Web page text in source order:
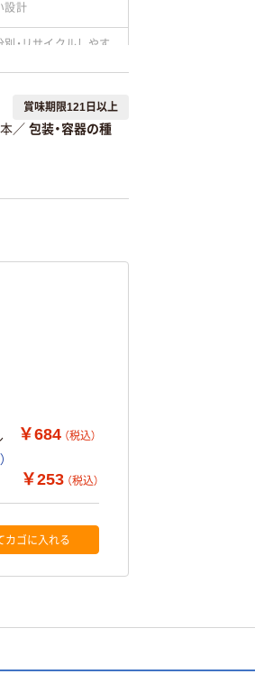
設計
別・リサイクルしやす
賞味期限121日以上
／ 包装・容器の種
￥684 （税込）
￥253 （税込）
カゴに入れる